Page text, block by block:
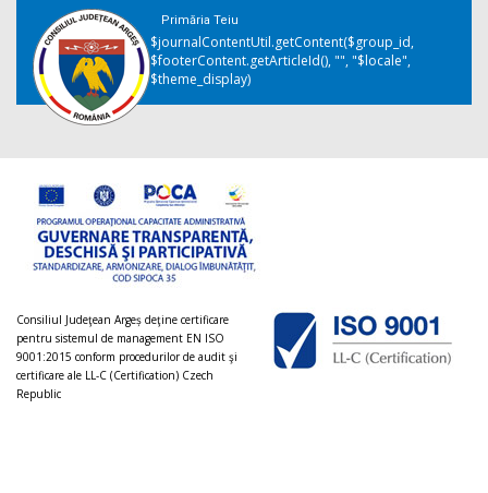
Primăria Teiu
$journalContentUtil.getContent($group_id,
$footerContent.getArticleId(), "", "$locale",
$theme_display)
Consiliul Judeţean Argeș deţine certificare
pentru sistemul de management EN ISO
9001:2015 conform procedurilor de audit şi
certificare ale LL-C (Certification) Czech
Republic